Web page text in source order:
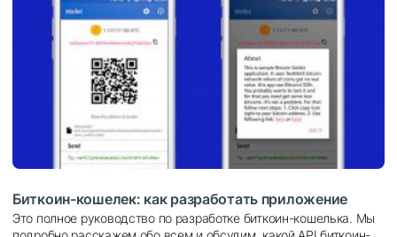
Биткоин-кошелек: как разработать приложение
Это полное руководство по разработке биткоин-кошелька. Мы